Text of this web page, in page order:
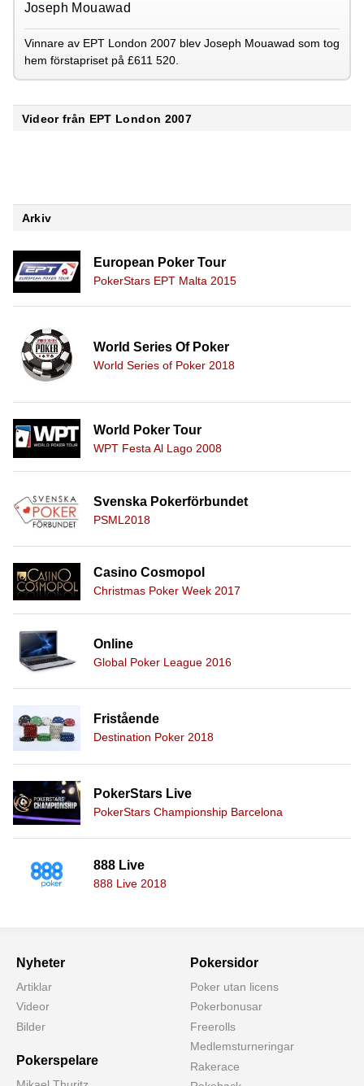
Joseph Mouawad
Vinnare av EPT London 2007 blev Joseph Mouawad som tog
hem förstapriset på £611 520.
Videor från EPT London 2007
Arkiv
European Poker Tour
PokerStars EPT Malta 2015
World Series Of Poker
World Series of Poker 2018
World Poker Tour
WPT Festa Al Lago 2008
Svenska Pokerförbundet
PSML2018
Casino Cosmopol
Christmas Poker Week 2017
Online
Global Poker League 2016
Fristående
Destination Poker 2018
PokerStars Live
PokerStars Championship Barcelona
888 Live
888 Live 2018
Nyheter
Artiklar
Videor
Bilder
Pokerspelare
Pokersidor
Poker utan licens
Pokerbonusar
Freerolls
Medlemsturneringar
Rakerace